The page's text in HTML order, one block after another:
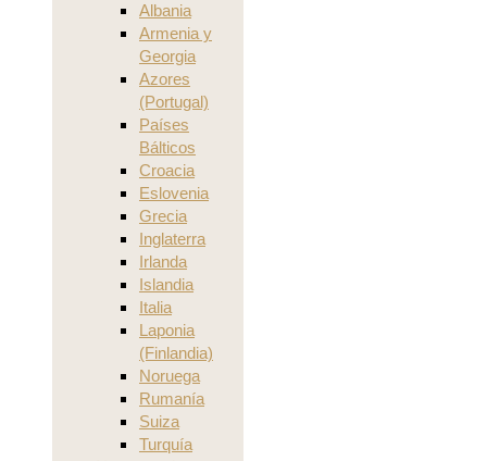
Albania
Armenia y
Georgia
Azores
(Portugal)
Países
Bálticos
Croacia
Eslovenia
Grecia
Inglaterra
Irlanda
Islandia
Italia
Laponia
(Finlandia)
Noruega
Rumanía
Suiza
Turquía